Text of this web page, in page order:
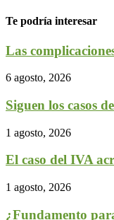
Te podría interesar
Las
6 agosto, 2026
Siguen los casos
1 agosto, 2026
El caso del IVA
1 agosto, 2026
¿Fundamento